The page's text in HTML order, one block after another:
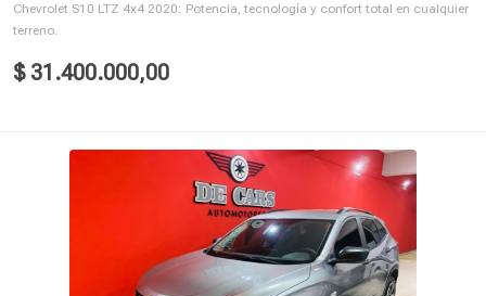
Chevrolet S10 LTZ 4x4 2020: Potencia, tecnología y confort total en cualquier
terreno.
$ 31.400.000,00